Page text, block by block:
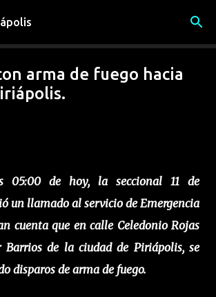
Ir al contenido principal
arma de fuego hacia
05:00 de hoy, la seccional 11 de
un llamado al servicio de Emergencia
cuenta que en calle Celedonio Rojas
Barrios de la ciudad de Piriápolis, se
disparos de arma de fuego.